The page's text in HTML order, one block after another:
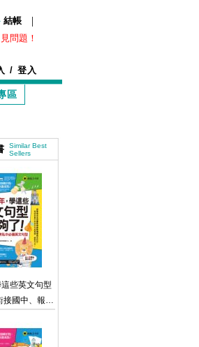
結帳 |
問題！
/ 登入
區
Similar Best
Sellers
些英文句型
接國中、報考
」內含VRP虛